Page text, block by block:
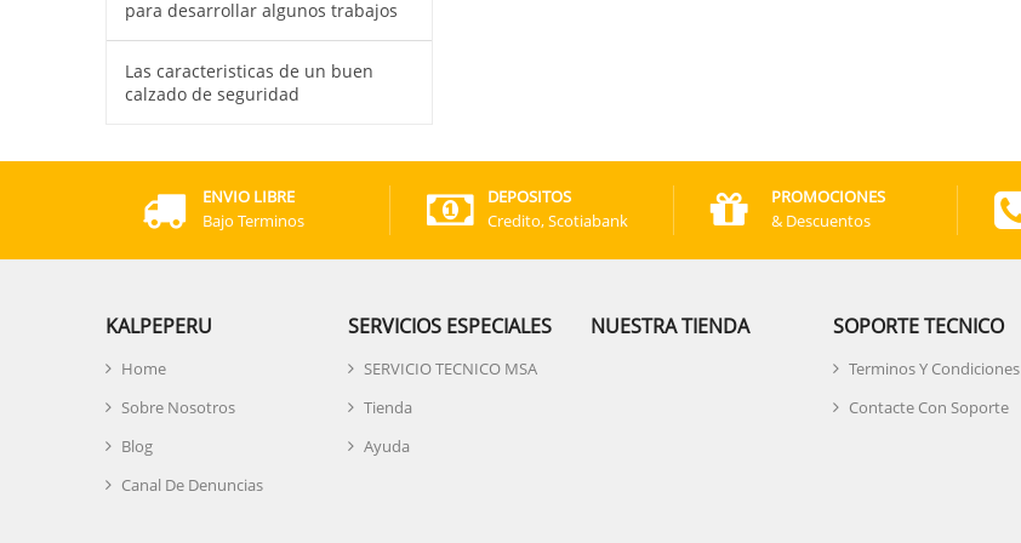
para desarrollar algunos trabajos
Las caracteristicas de un buen
calzado de seguridad
ENVIO LIBRE
Bajo Terminos
DEPOSITOS
Credito, Scotiabank
PROMOCIONES
& Descuentos
KALPEPERU
Home
Sobre Nosotros
Blog
Canal De Denuncias
SERVICIOS ESPECIALES
SERVICIO TECNICO MSA
Tienda
Ayuda
NUESTRA TIENDA SOPORTE TECNICO
Terminos Y Condiciones
Contacte Con Soporte